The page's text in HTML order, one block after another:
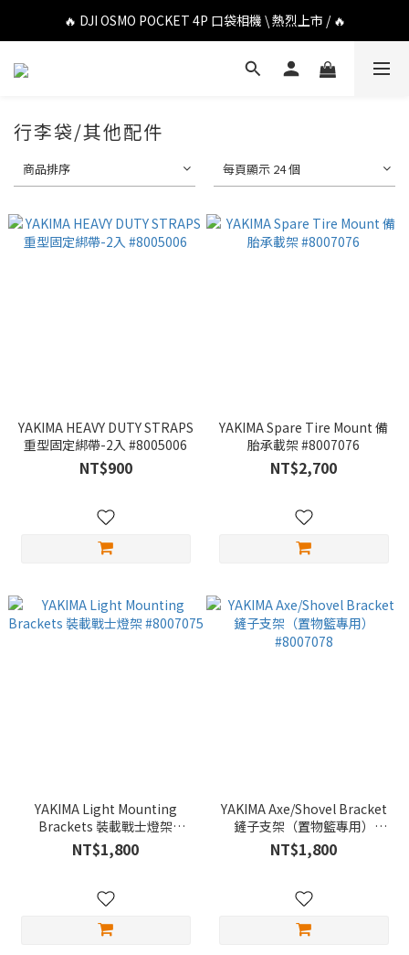
🔥 DJI OSMO POCKET 4P 口袋相機 \ 熱烈上市 / 🔥
🔥 DJI OSMO POCKET 4P 口袋相機 \ 熱烈上市 / 🔥
🔥 Insta360 Luna Ultra 雲台相機 \ 熱烈上市 / 🔥
🔥 DJI OSMO POCKET 4P 口袋相機 \ 熱烈上市 / 🔥
行李袋/其他配件
商品排序 每頁顯示 24 個
YAKIMA HEAVY DUTY STRAPS
重型固定綁帶-2入 #8005006
NT$900
YAKIMA Spare Tire Mount 備
胎承載架 #8007076
NT$2,700
YAKIMA Light Mounting
Brackets 裝載戰士燈架
#8007075
NT$1,800
YAKIMA Axe/Shovel Bracket
鏟子支架（置物籃專用）
#8007078
NT$1,800